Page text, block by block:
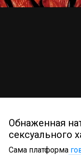
Обнаженная
сексуального
Сама платформа